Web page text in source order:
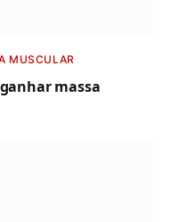
MUSCULAR
massa